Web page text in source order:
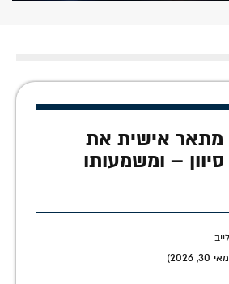
מתאר אישית את
– ומשמעותו